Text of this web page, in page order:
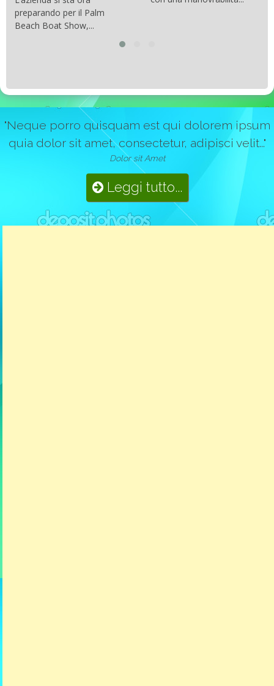
preparando per il Palm
Beach Boat Show,...
"Neque porro quisquam est qui dolorem ipsum
quia dolor sit amet, consectetur, adipisci velit..."
Dolor sit Amet
Leggi tutto...